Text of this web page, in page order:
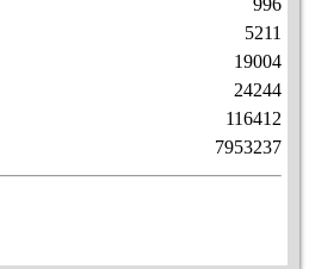
5211
19004
24244
116412
7953237